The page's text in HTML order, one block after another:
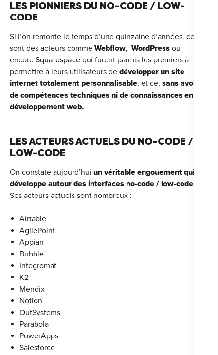
LES PIONNIERS DU NO-CODE / LOW-
CODE
Si l’on remonte le temps d’une quinzaine d’années, ce
sont des acteurs comme Webflow, WordPress ou
encore Squarespace qui furent parmis les premiers à
permettre à leurs utilisateurs de développer un site
internet totalement personnalisable, et ce, sans avoir
de compétences techniques ni de connaissances en
développement web.
LES ACTEURS ACTUELS DU NO-CODE /
LOW-CODE
On constate aujourd’hui un véritable engouement qui se
développe autour des interfaces no-code / low-code
Ses acteurs actuels sont nombreux :
Airtable
AgilePoint
Appian
Bubble
Integromat
K2
Mendix
Notion
OutSystems
Parabola
PowerApps
Salesforce